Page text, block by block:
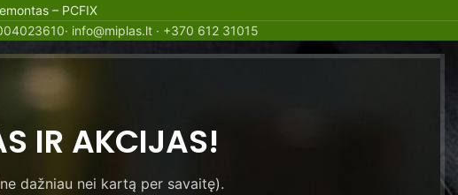
– PCFIX
info@miplas.lt · +370 612 31015
IR AKCIJAS!
dažniau nei kartą per savaitę).